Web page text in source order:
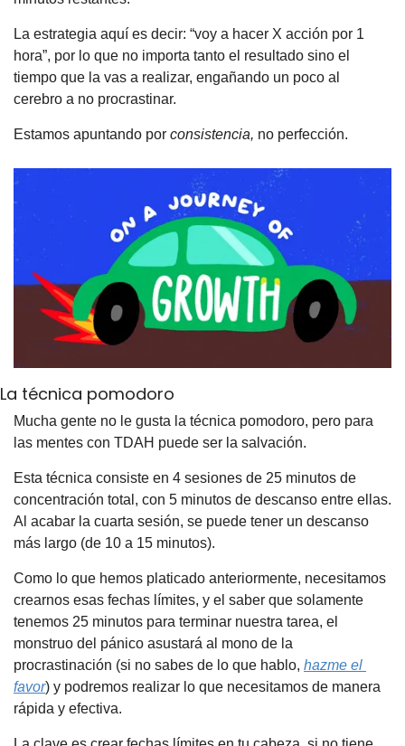
La estrategia aquí es decir: “voy a hacer X acción por 1
hora”, por lo que no importa tanto el resultado sino el
tiempo que la vas a realizar, engañando un poco al
cerebro a no procrastinar.
Estamos apuntando por consistencia, no perfección.
La técnica pomodoro
Mucha gente no le gusta la técnica pomodoro, pero para
las mentes con TDAH puede ser la salvación.
Esta técnica consiste en 4 sesiones de 25 minutos de
concentración total, con 5 minutos de descanso entre ellas.
Al acabar la cuarta sesión, se puede tener un descanso
más largo (de 10 a 15 minutos).
Como lo que hemos platicado anteriormente, necesitamos
crearnos esas fechas límites, y el saber que solamente
tenemos 25 minutos para terminar nuestra tarea, el
monstruo del pánico asustará al mono de la
procrastinación (si no sabes de lo que hablo, hazme el
favor) y podremos realizar lo que necesitamos de manera
rápida y efectiva.